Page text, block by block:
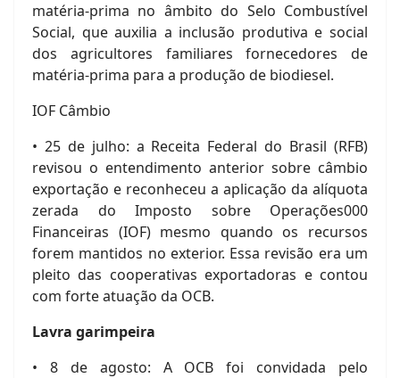
matéria-prima no âmbito do Selo Combustível
Social, que auxilia a inclusão produtiva e social
dos agricultores familiares fornecedores de
matéria-prima para a produção de biodiesel.
IOF Câmbio
• 25 de julho: a Receita Federal do Brasil (RFB)
revisou o entendimento anterior sobre câmbio
exportação e reconheceu a aplicação da alíquota
zerada do Imposto sobre Operações000
Financeiras (IOF) mesmo quando os recursos
forem mantidos no exterior. Essa revisão era um
pleito das cooperativas exportadoras e contou
com forte atuação da OCB.
Lavra garimpeira
• 8 de agosto: A OCB foi convidada pelo